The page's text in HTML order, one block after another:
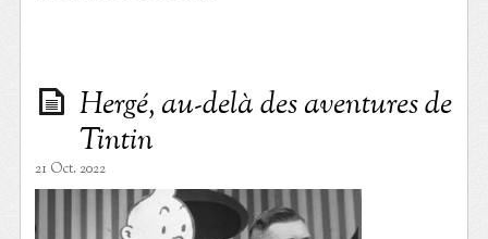
Hergé, au-delà des aventures de
Tintin
21 Oct. 2022